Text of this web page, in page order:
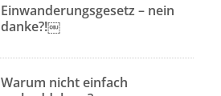
Einwanderungsgesetz – nein
danke?!￼
Warum nicht einfach